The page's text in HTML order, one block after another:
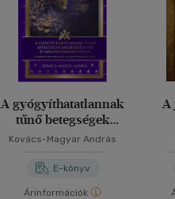
A gyógyíthatatlannak
tűnő betegségek
megelőzésének és
A teremtő információt
hordozó Matrix Drops
Kovács-Magyar András
E-könyv
Árinformációk
A